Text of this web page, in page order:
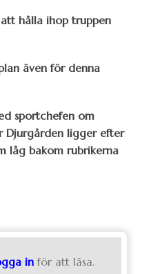
hålla ihop truppen
även för denna
sportchefen om
Djurgården ligger efter
låg bakom rubrikerna
in för att läsa.